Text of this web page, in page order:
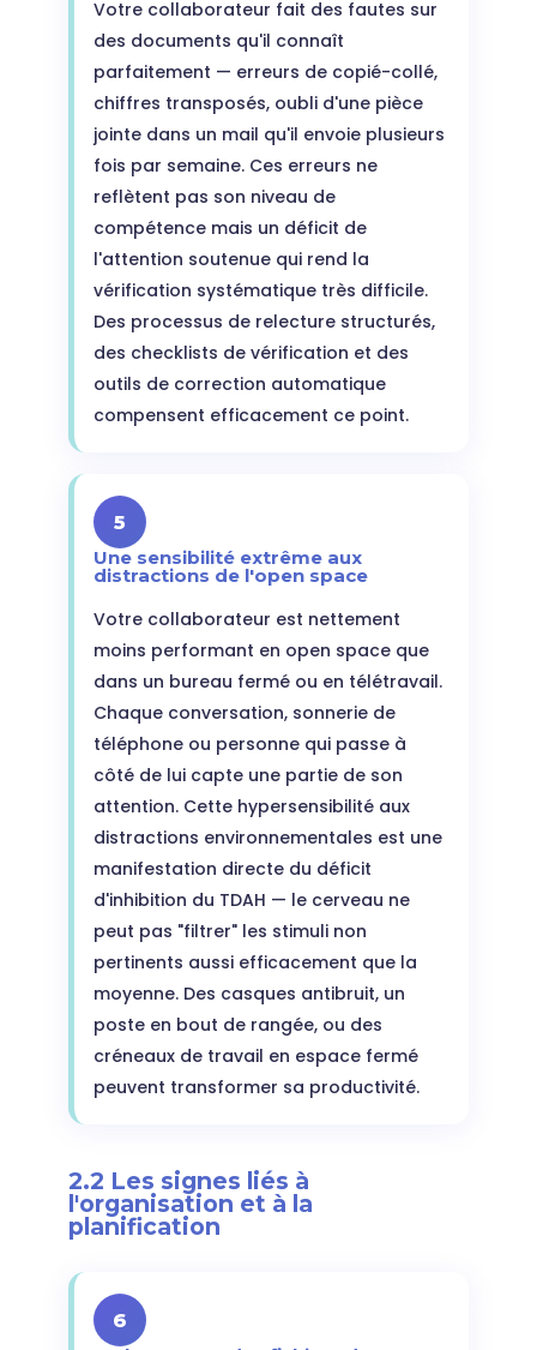
Votre collaborateur fait des fautes sur
des documents qu'il connaît
parfaitement — erreurs de copié-collé,
chiffres transposés, oubli d'une pièce
jointe dans un mail qu'il envoie plusieurs
fois par semaine. Ces erreurs ne
reflètent pas son niveau de
compétence mais un déficit de
l'attention soutenue qui rend la
vérification systématique très difficile.
Des processus de relecture structurés,
des checklists de vérification et des
outils de correction automatique
compensent efficacement ce point.
5
Une sensibilité extrême aux
distractions de l'open space
Votre collaborateur est nettement
moins performant en open space que
dans un bureau fermé ou en télétravail.
Chaque conversation, sonnerie de
téléphone ou personne qui passe à
côté de lui capte une partie de son
attention. Cette hypersensibilité aux
distractions environnementales est une
manifestation directe du déficit
d'inhibition du TDAH — le cerveau ne
peut pas "filtrer" les stimuli non
pertinents aussi efficacement que la
moyenne. Des casques antibruit, un
poste en bout de rangée, ou des
créneaux de travail en espace fermé
peuvent transformer sa productivité.
2.2 Les signes liés à
l'organisation et à la
planification
6